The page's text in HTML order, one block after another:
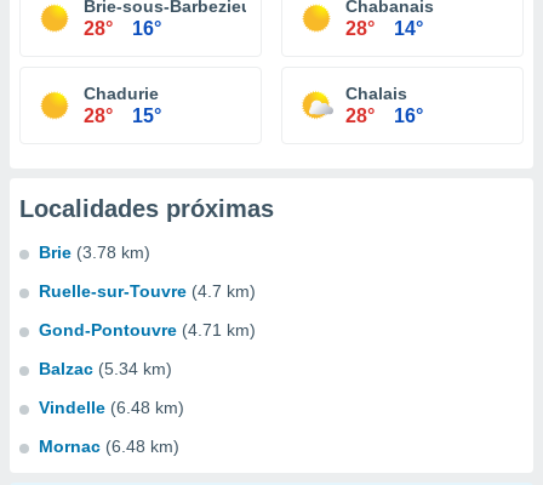
Brie-sous-Barbezieux
28° 16°
Chabanais
28° 14°
Chadurie
28° 15°
Chalais
28° 16°
Localidades próximas
Brie (3.78 km)
Ruelle-sur-Touvre (4.7 km)
Gond-Pontouvre (4.71 km)
Balzac (5.34 km)
Vindelle (6.48 km)
Mornac (6.48 km)